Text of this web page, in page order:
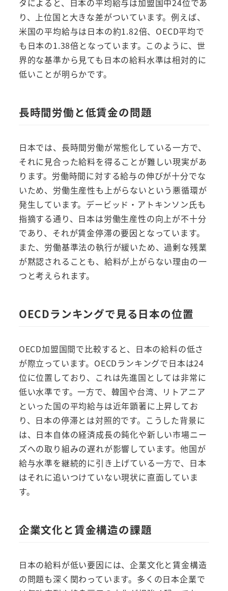
り、上位国と大きな差がついています。例えば、
米国の平均給与は日本の約1.82倍、OECD平均で
も日本の1.38倍となっています。このように、世
界的な基準から見ても日本の給料水準は相対的に
低いことが明らかです。
長時間労働と低賃金の問題
日本では、長時間労働が常態化している一方で、
それに見合った給料を得ることが難しい現実があ
ります。労働時間に対する給与の伸びが十分でな
いため、労働生産性も上がらないという悪循環が
発生しています。デービッド・アトキンソン氏も
指摘する通り、日本は労働生産性の向上が不十分
であり、それが賃金停滞の要因となっています。
また、労働基準法の執行が緩いため、過剰な残業
が黙認されることも、給料が上がらない理由の一
つと考えられます。
OECDランキングで見る日本の位置
OECD加盟国間で比較すると、日本の給料の低さ
が際立っています。OECDランキングで日本は24
位に位置しており、これは先進国としては非常に
低い水準です。一方で、韓国や台湾、リトアニア
といった国の平均給与は近年顕著に上昇してお
り、日本の停滞とは対照的です。こうした背景に
は、日本自体の経済成長の鈍化や新しい市場ニー
ズへの取り組みの遅れが影響しています。他国が
給与水準を継続的に引き上げている一方で、日本
はそれに追いつけていない現状に直面していま
す。
企業文化と賃金構造の課題
日本の給料が低い要因には、企業文化と賃金構造
の問題も深く関わっています。多くの日本企業で